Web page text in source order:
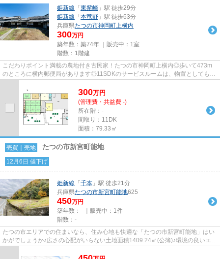
姫新線 「 東觜崎 」駅 徒歩29分
姫新線 「 本竜野 」駅 徒歩63分
兵庫県たつの市神岡町上横内
300万円
築年数：築74年 ｜販売中： 1室
階数：1階建
こだわりポイント満載の農地付き古民家！たつの市神岡町上横内◎歩いて473m
のところに横内郵便局があります◎11SDKのサービスルームは、物置としても利
300万円
(管理費・共益費 -)
所在階：-
間取り：11DK
面積：79.33㎡
売買｜売地 たつの市新宮町能地
12月6日 値下げ
姫新線 「 千本 」駅 徒歩21分
兵庫県たつの市新宮町能地625
450万円
築年数：- ｜販売中： 1件
階数：-
たつの市エリアでの住まいなら、住み心地も快適な「たつの市新宮町能地」はい
かがでしょうか♪広さの心配がいらない土地面積1409.24㎡(公簿)♪環境の良いエリ